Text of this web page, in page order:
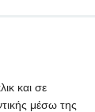
και σε
μέσω της